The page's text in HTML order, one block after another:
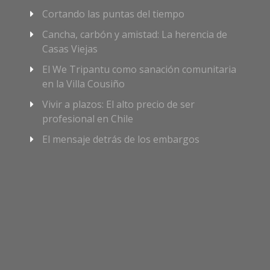
Cortando las puntas del tiempo
Cancha, carbón y amistad: La herencia de
Casas Viejas
El We Tripantu como sanación comunitaria
en la Villa Cousiño
Vivir a plazos: El alto precio de ser
profesional en Chile
El mensaje detrás de los embargos